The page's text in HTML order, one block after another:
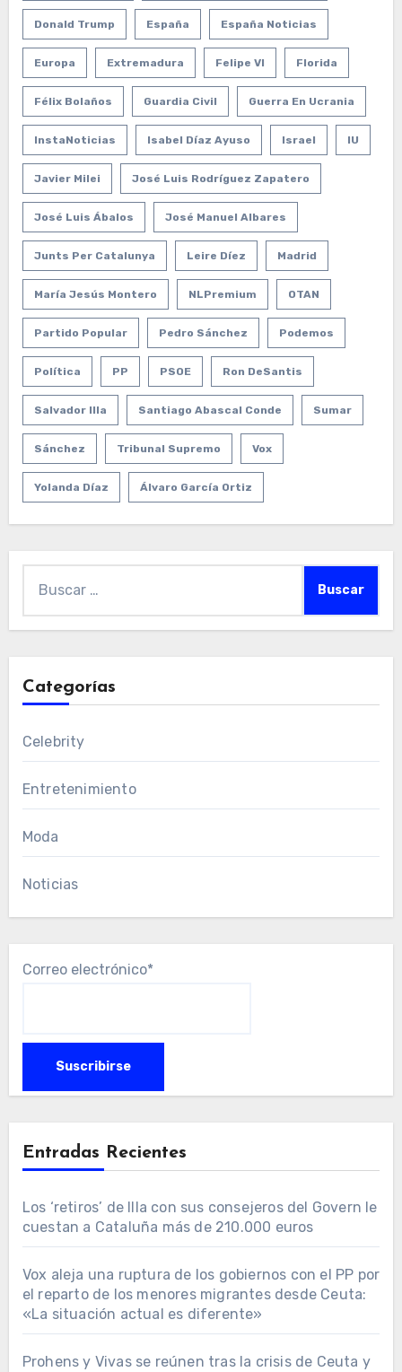
Donald Trump España España Noticias
Europa Extremadura Felipe VI Florida
Félix Bolaños Guardia Civil Guerra En Ucrania
InstaNoticias Isabel Díaz Ayuso Israel IU
Javier Milei José Luis Rodríguez Zapatero
José Luis Ábalos José Manuel Albares
Junts Per Catalunya Leire Díez Madrid
María Jesús Montero NLPremium OTAN
Partido Popular Pedro Sánchez Podemos
Política PP PSOE Ron DeSantis
Salvador Illa Santiago Abascal Conde Sumar
Sánchez Tribunal Supremo Vox
Yolanda Díaz Álvaro García Ortiz
Categorías
Celebrity
Entretenimiento
Moda
Noticias
Correo electrónico*
Entradas Recientes
Los ‘retiros’ de Illa con sus consejeros del Govern le
cuestan a Cataluña más de 210.000 euros
Vox aleja una ruptura de los gobiernos con el PP por
el reparto de los menores migrantes desde Ceuta:
«La situación actual es diferente»
Prohens y Vivas se reúnen tras la crisis de Ceuta y